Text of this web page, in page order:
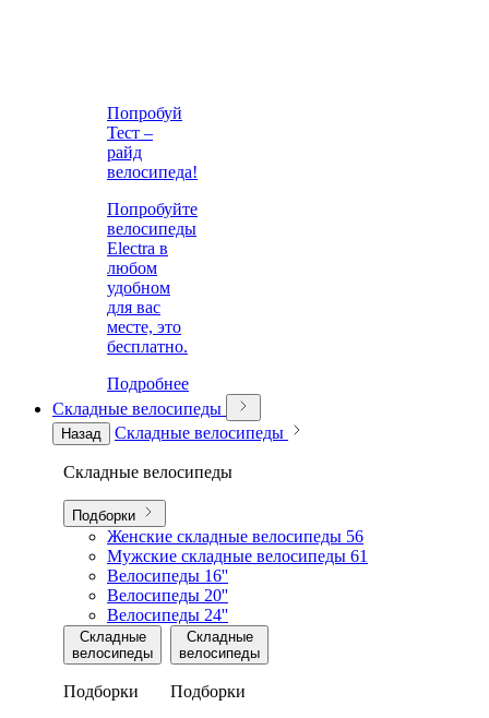
Попробуй
Тест –
райд
велосипеда!
Попробуйте
велосипеды
Electra в
любом
удобном
для вас
месте, это
бесплатно.
Подробнее
Складные велосипеды
Назад Складные велосипеды
Складные велосипеды
Подборки
Женские складные велосипеды 56
Мужские складные велосипеды 61
Велосипеды 16''
Велосипеды 20''
Велосипеды 24''
Складные
велосипеды
Подборки
Складные
велосипеды
Подборки